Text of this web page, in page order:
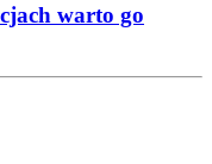
warto go